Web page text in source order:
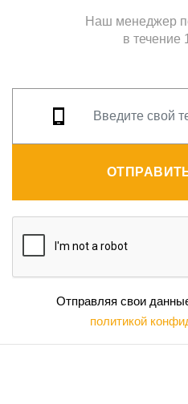
Наш менеджер
в течение
Отправляя свои
политикой